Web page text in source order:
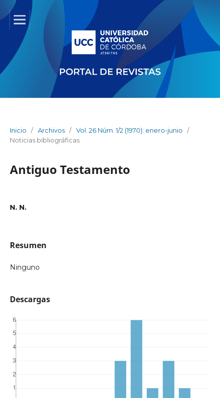
Inicio / Archivos / Vol. 26 Núm. 1/2 (1970): enero-junio
/
Noticias bibliográficas
Antiguo Testamento
N. N.
Resumen
Ninguno
Descargas